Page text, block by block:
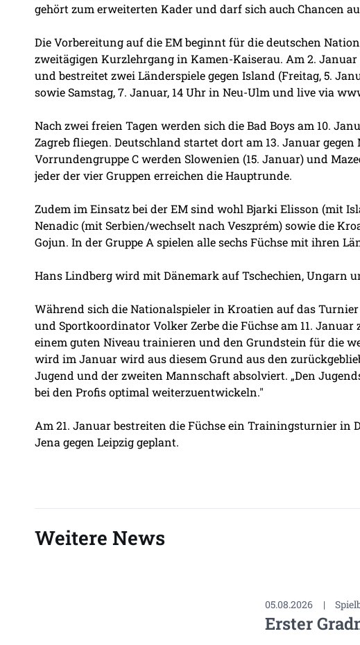
gehört zum erweiterten Kader und darf sich auch Chancen
Die Vorbereitung auf die EM beginnt für die deutschen
zweitägigen Kurzlehrgang in Kamen-Kaiserau. Am 2.
und bestreitet zwei Länderspiele gegen Island (Freitag, 5.
sowie Samstag, 7. Januar, 14 Uhr in Neu-Ulm und live via
Nach zwei freien Tagen werden sich die Bad Boys am 10.
Zagreb fliegen. Deutschland startet dort am 13. Januar
Vorrundengruppe C werden Slowenien (15. Januar) und
jeder der vier Gruppen erreichen die Hauptrunde.
Zudem im Einsatz bei der EM sind wohl Bjarki Elisson (mit
Nenadic (mit Serbien/wechselt nach Veszprém) sowie die
Gojun. In der Gruppe A spielen alle sechs Füchse mit ihren
Hans Lindberg wird mit Dänemark auf Tschechien, Ungarn
Während sich die Nationalspieler in Kroatien auf das
und Sportkoordinator Volker Zerbe die Füchse am 11.
einem guten Niveau trainieren und den Grundstein für die
wird im Januar wird aus diesem Grund aus den
Jugend und der zweiten Mannschaft absolviert. „Den
bei den Profis optimal weiterzuentwickeln."
Am 21. Januar bestreiten die Füchse ein Trainingsturnier in
Jena gegen Leipzig geplant.
Weitere News
05.08.2026 |
Erster